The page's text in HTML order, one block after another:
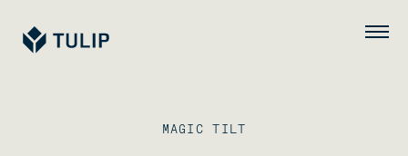
Tulip Menú
MAGIC TILT